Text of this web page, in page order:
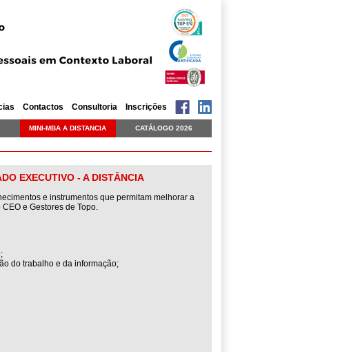
Contactos Consultoria Inscrições
MINI-MBA A DISTANCIA CATÁLOGO 2026
EXECUTIVO - A DISTÂNCIA
e instrumentos que permitam melhorar a
e Gestores de Topo.
do trabalho e da informação;